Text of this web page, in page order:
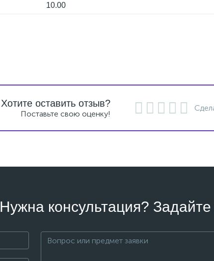
10.00
Хотите оставить отзыв?
Поставьте свою оценку!
Нужна консультация?